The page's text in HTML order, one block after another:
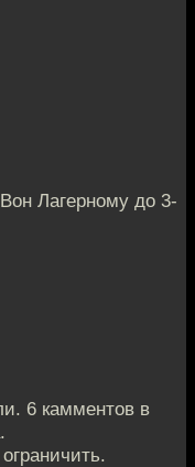
Лагерному до 3-
6 камментов в